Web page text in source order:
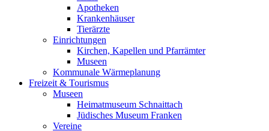
Apotheken
Krankenhäuser
Tierärzte
Einrichtungen
Kirchen, Kapellen und Pfarrämter
Museen
Kommunale Wärmeplanung
Freizeit & Tourismus
Museen
Heimatmuseum Schnaittach
Jüdisches Museum Franken
Vereine